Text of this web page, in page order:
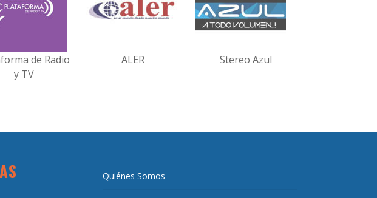
de Radio
y TV
ALER Stereo Azul
Quiénes Somos